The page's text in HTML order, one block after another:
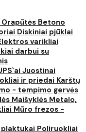
Orapūtės Betono
Diskiniai pjūklai
varikliai
darbui su
Juostinai
ir priedai Karštų
- tempimo gervės
Maišyklės Metalo,
Mūro frezos -
Poliruokliai